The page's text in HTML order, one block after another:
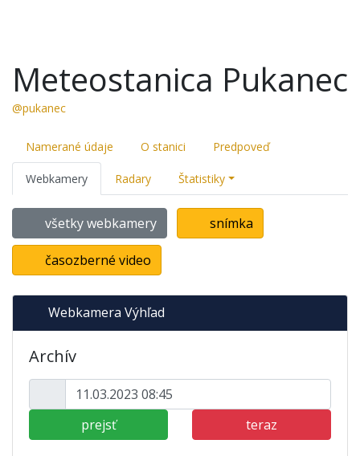
Meteostanica Pukanec
@pukanec
Namerané údaje O stanici Predpoveď
Webkamery Radary Štatistiky
všetky webkamery snímka
časozberné video
Webkamera Výhľad
Archív
prejsť teraz